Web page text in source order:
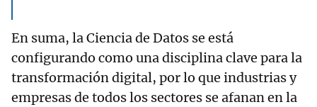
En suma, la Ciencia de Datos se está
configurando como una disciplina clave para la
transformación digital, por lo que industrias y
empresas de todos los sectores se afanan en la